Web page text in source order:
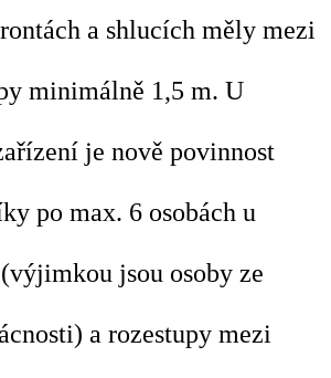
a shlucích měly mezi
minimálně 1,5 m. U
je nově povinnost
po max. 6 osobách u
jsou osoby ze
a rozestupy mezi